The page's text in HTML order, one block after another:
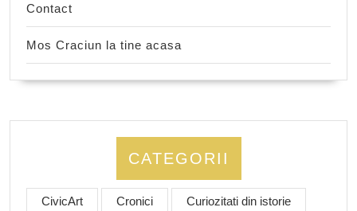
Contact
Mos Craciun la tine acasa
CATEGORII
CivicArt Cronici Curiozitati din istorie